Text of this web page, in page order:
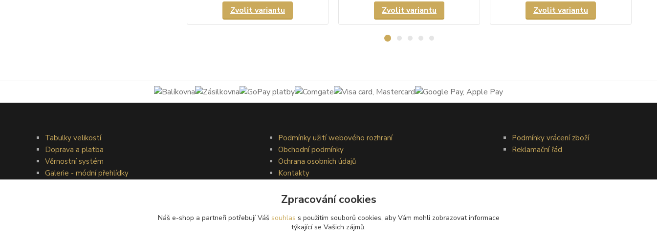
Zvolit variantu Zvolit variantu Zvolit variantu
Tabulky velikostí
Doprava a platba
Věrnostní systém
Galerie - módní přehlídky
Podmínky užití webového rozhraní
Obchodní podmínky
Ochrana osobních údajů
Kontakty
Podmínky vrácení zboží
Reklamační řád
Zpracování cookies
Náš e-shop a partneři potřebují Váš souhlas s použitím souborů cookies, aby Vám mohli zobrazovat informace
týkající se Vašich zájmů.